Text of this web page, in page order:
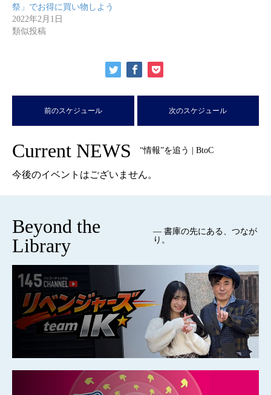
祭」でお得に買い物しよう
2022年2月1日
類似投稿
前のスケジュール 次のスケジュール
Current NEWS “情報”を追う | BtoC
今後のイベントはございません。
Beyond the
Library
— 書庫の先にある、つなが
り。